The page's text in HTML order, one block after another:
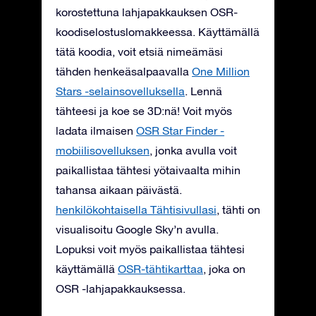
korostettuna lahjapakkauksen OSR-
koodiselostuslomakkeessa. Käyttämällä
tätä koodia, voit etsiä nimeämäsi
tähden henkeäsalpaavalla One Million
Stars -selainsovelluksella. Lennä
tähteesi ja koe se 3D:nä! Voit myös
ladata ilmaisen OSR Star Finder -
mobiilisovelluksen, jonka avulla voit
paikallistaa tähtesi yötaivaalta mihin
tahansa aikaan päivästä.
henkilökohtaisella Tähtisivullasi, tähti on
visualisoitu Google Sky’n avulla.
Lopuksi voit myös paikallistaa tähtesi
käyttämällä OSR-tähtikarttaa, joka on
OSR -lahjapakkauksessa.